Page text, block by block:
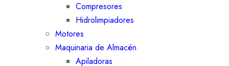
Compresores
Hidrolimpiadores
Motores
Maquinaria de Almacén
Apiladoras